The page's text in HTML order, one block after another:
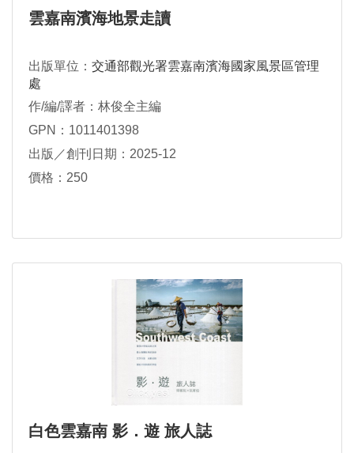
雲嘉南濱海地景走讀
出版單位： 交通部觀光署雲嘉南濱海國家風景區管理
處
作/編/譯者：林俊全主編
GPN：1011401398
出版／創刊日期：2025-12
價格：250
白色雲嘉南 影．遊 旅人誌